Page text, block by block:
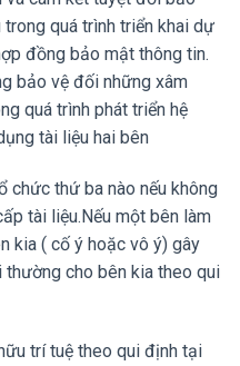
quá trình triển khai dự
đồng bảo mật thông tin.
bảo vệ đối những xâm
quá trình phát triển hệ
tài liệu hai bên
thứ ba nào nếu không
tài liệu.Nếu một bên làm
kia ( cố ý hoặc vô ý) gây
cho bên kia theo qui
trí tuệ theo qui định tại